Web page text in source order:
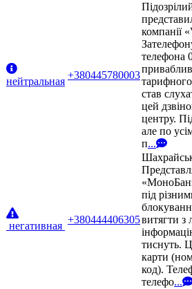
нейтральная
+380445780003
компанії
телефона
став
цей
центру.
але по
п...
негативная
+380444406305
під
витягти з
тиснуть.
карти
код).
телефо...